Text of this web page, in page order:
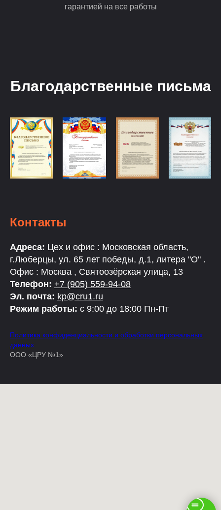
гарантией на все работы
Благодарственные письма
Контакты
Адреса: Цех и офис : Московская область,
г.Люберцы, ул. 65 лет победы, д.1, литера "О" .
Офис : Москва , Святоозёрская улица, 13
Телефон: +7 (905) 559-94-08
Эл. почта: kp@cru1.ru
Режим работы: с 9:00 до 18:00 Пн-Пт
Политика конфиденциальности и обработки персональных
данных
ООО «ЦРУ №1»